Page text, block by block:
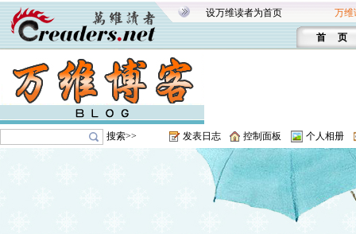
设万维读者为首页 万维
首 页
搜索>> 发表日志 控制面板 个人相册